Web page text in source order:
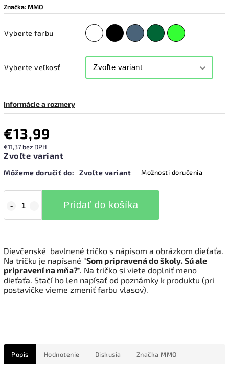
Značka:MMO
Vyberte farbu
Vyberte veľkosť
Informácie a rozmery
€13,99
€11,37 bez DPH
Zvoľte variant
Môžeme doručiť do: Zvoľte variant Možnosti doručenia
Pridať do košíka
Dievčenské bavlnené tričko s nápisom a obrázkom dieťaťa.
Na tričku je napísané "Som pripravená do školy. Sú ale
pripravení na mňa?". Na tričko si viete doplniť meno
dieťaťa. Stačí ho len napísať od poznámky k produktu (pri
postavičke vieme zmeniť farbu vlasov).
Popis Hodnotenie Diskusia Značka MMO